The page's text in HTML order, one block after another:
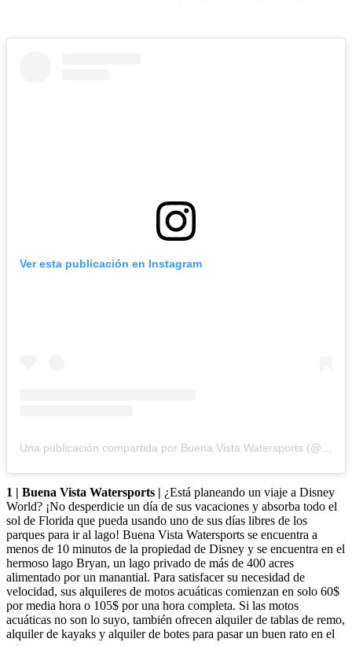
Ver esta publicación en Instagram
Una publicación compartida por Buena Vista Watersports (@buenavistawatersports)
1 | Buena Vista Watersports | ¿Está planeando un viaje a Disney
World? ¡No desperdicie un día de sus vacaciones y absorba todo el
sol de Florida que pueda usando uno de sus días libres de los
parques para ir al lago! Buena Vista Watersports se encuentra a
menos de 10 minutos de la propiedad de Disney y se encuentra en el
hermoso lago Bryan, un lago privado de más de 400 acres
alimentado por un manantial. Para satisfacer su necesidad de
velocidad, sus alquileres de motos acuáticas comienzan en solo 60$
por media hora o 105$ por una hora completa. Si las motos
acuáticas no son lo suyo, también ofrecen alquiler de tablas de remo,
alquiler de kayaks y alquiler de botes para pasar un buen rato en el